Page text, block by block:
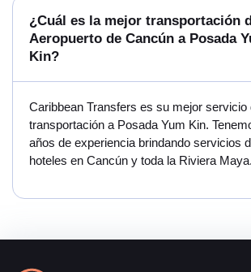
¿Cuál es la mejor transportación
Aeropuerto de Cancún a Posada
Kin?
Caribbean Transfers es su mejor servicio
transportación a Posada Yum Kin.
años de experiencia brindando servicios
hoteles en Cancún y toda la Riviera Maya.